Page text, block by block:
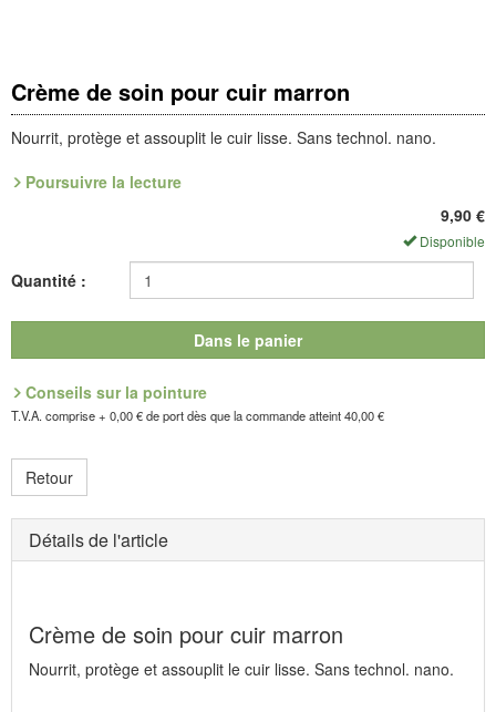
Crème de soin pour cuir marron
Nourrit, protège et assouplit le cuir lisse. Sans technol. nano.
Pot 90 ml (1 l = 110 €)
Produits de soins pour une qualité durable et optimale !
Poursuivre la lecture
9,90 €
Disponible
Quantité :
Dans le panier
Conseils sur la pointure
T.V.A. comprise + 0,00 € de port dès que la commande atteint 40,00 €
Retour
Détails de l'article
Crème de soin pour cuir marron
Nourrit, protège et assouplit le cuir lisse. Sans technol. nano.